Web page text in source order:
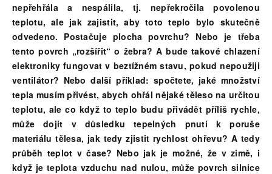
nepřehřála a nespálila, tj. nepřekročila povolenou
teplotu, ale jak zajistit, aby toto teplo bylo skutečně
odvedeno. Postačuje plocha povrchu? Nebo je třeba
tento povrch „rozšířit“ o žebra? A bude takové chlazení
elektroniky fungovat v beztížném stavu, pokud nepoužiji
ventilátor? Nebo další příklad: spočtete, jaké množství
tepla musím přivést, abych ohřál nějaké těleso na určitou
teplotu, ale co když to teplo budu přivádět příliš rychle,
může dojít v důsledku tepelných pnutí k poruše
materiálu tělesa, jak tedy zjistit rychlost ohřevu? A tedy
průběh teplot v čase? Nebo jak je možné, že v zimě, i
když je teplota vzduchu nad nulou, může povrch silnice